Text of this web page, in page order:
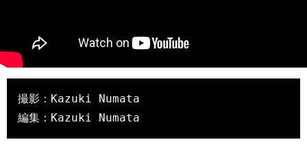
撮影：Kazuki Numata
編集：Kazuki Numata